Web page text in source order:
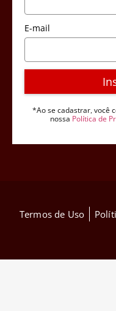
E-mail
*Ao se cadastrar, você
nossa Política de
Termos de Uso